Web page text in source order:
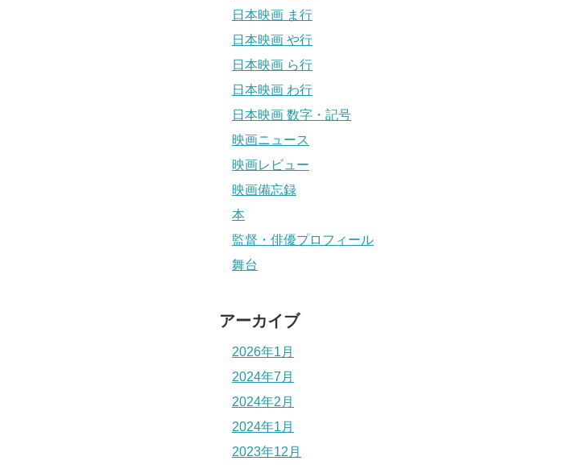
日本映画 ま行
日本映画 や行
日本映画 ら行
日本映画 わ行
日本映画 数字・記号
映画ニュース
映画レビュー
映画備忘録
本
監督・俳優プロフィール
舞台
アーカイブ
2026年1月
2024年7月
2024年2月
2024年1月
2023年12月